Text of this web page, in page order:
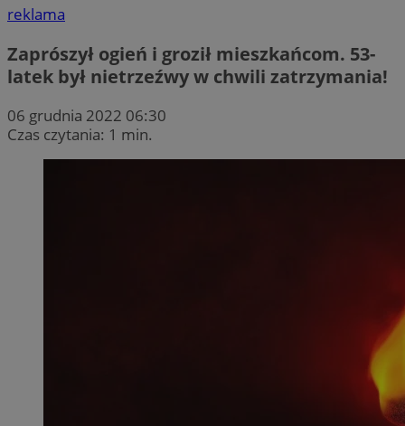
reklama
Zaprószył ogień i groził mieszkańcom. 53-
latek był nietrzeźwy w chwili zatrzymania!
06 grudnia 2022 06:30
Czas czytania: 1 min.